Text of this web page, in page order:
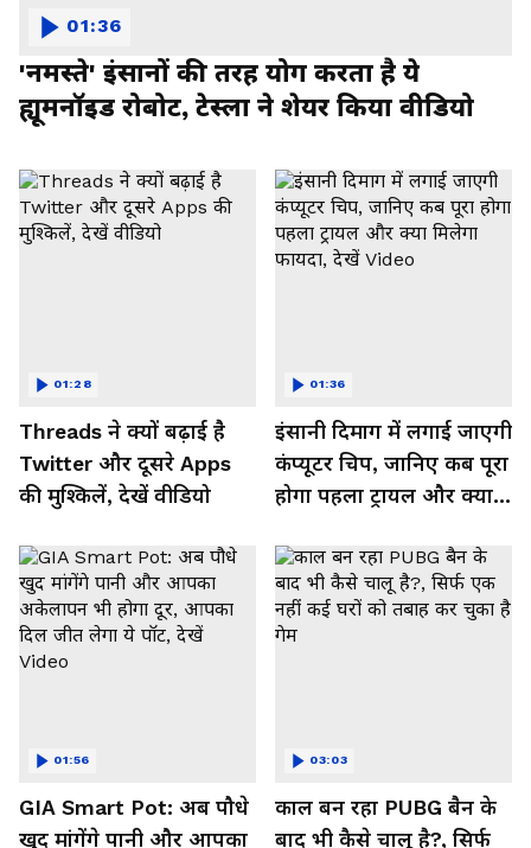
'नमस्ते' इंसानों की तरह योग करता है ये
ह्यूमनॉइड रोबोट, टेस्ला ने शेयर किया वीडियो
01:36
Threads ने क्यों बढ़ाई है
Twitter और दूसरे Apps
की मुश्किलें, देखें वीडियो
01:28
इंसानी दिमाग में लगाई जाएगी
कंप्यूटर चिप, जानिए कब पूरा
होगा पहला ट्रायल और क्या
01:36
GIA Smart Pot: अब पौधे
खुद मांगेंगे पानी और आपका
01:56
काल बन रहा PUBG बैन के
बाद भी कैसे चालू है?, सिर्फ
03:03